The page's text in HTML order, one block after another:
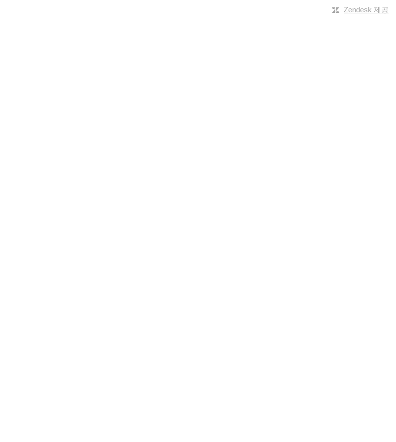
Zendesk 제공